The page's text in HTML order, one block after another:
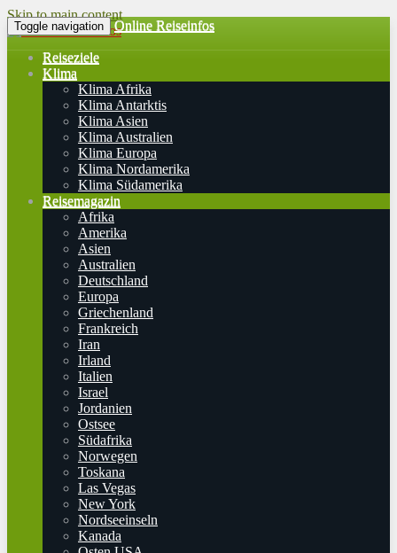
Skip to main content
Toggle navigation Online Reiseinfos
Reiseziele
Klima
Klima Afrika
Klima Antarktis
Klima Asien
Klima Australien
Klima Europa
Klima Nordamerika
Klima Südamerika
Reisemagazin
Afrika
Amerika
Asien
Australien
Deutschland
Europa
Griechenland
Frankreich
Iran
Irland
Italien
Israel
Jordanien
Ostsee
Südafrika
Norwegen
Toskana
Las Vegas
New York
Nordseeinseln
Kanada